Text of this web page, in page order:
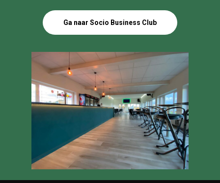
Ga naar Socio Business Club